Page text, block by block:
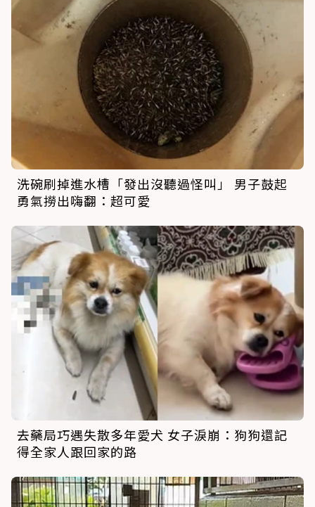
洗碗刷掉進水槽「發出沒聽過怪叫」 男子鼓起
勇氣撈出嗨翻：超可愛
去藥局巧遇失散多年愛犬 女子淚崩：狗狗還記
得全家人跟回家的路